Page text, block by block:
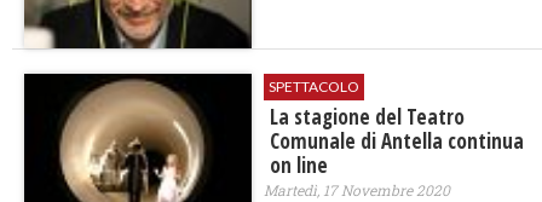
SPETTACOLO
La stagione del Teatro
Comunale di Antella continua
on line
Martedì, 17 Novembre 2020